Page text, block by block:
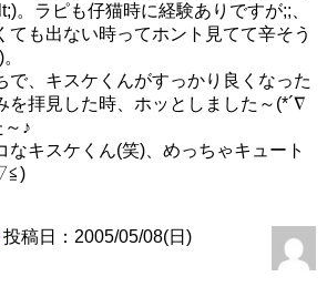
。ラピも仔猫時に経験ありですが;;、
ても出ない時ってホント見てて辛そう
で、キスケくんがすっかり良くなった
を拝見した時、ホッとしました～(*´∇
～♪
なキスケくん(笑)、めっちゃキュート
投稿日：2005/05/08(日)